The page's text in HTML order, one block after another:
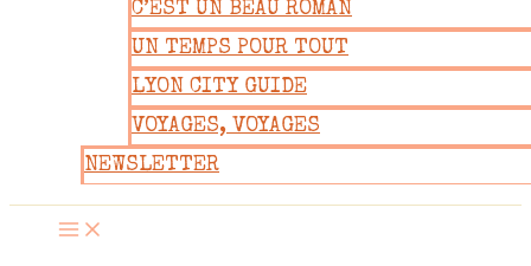
C’EST UN BEAU ROMAN
UN TEMPS POUR TOUT
LYON CITY GUIDE
VOYAGES, VOYAGES
NEWSLETTER